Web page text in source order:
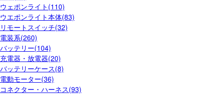
ウェポンライト(110)
ウエポンライト本体(83)
リモートスイッチ(32)
電装系(260)
バッテリー(104)
充電器・放電器(20)
バッテリーケース(8)
電動モーター(36)
コネクター・ハーネス(93)